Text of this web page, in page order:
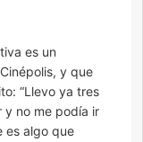
es un
y que
“Llevo ya tres
y no me podía ir
es algo que